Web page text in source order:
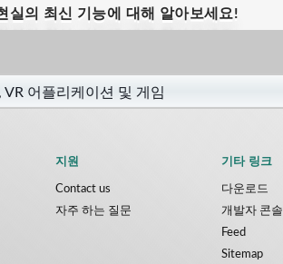
실의 최신 기능에 대해 알아보세요!
지원
Contact us
자주 하는 질문
기타 링크
다운로드
개발자 콘솔
Feed
Sitemap